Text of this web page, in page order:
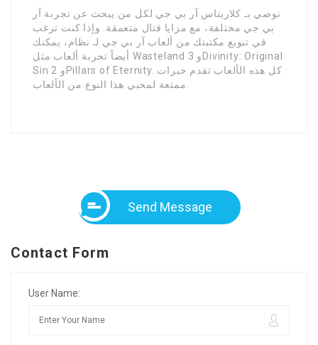
نوصي بـ كلاريتاس آر بي جي لكل من يبحث عن تجربة آر
بي جي مختلفة، مع مزايا قتال متعمقة. وإذا كنت ترغب
في تنويع مكتبتك من ألعاب آر بي جي لـ نظام، يمكنك
أيضاً تجربة ألعاب مثل Wasteland 3 وDivinity: Original
Sin 2 وPillars of Eternity. كل هذه الألعاب تقدم خبرات
Send Message
Contact Form
User Name: